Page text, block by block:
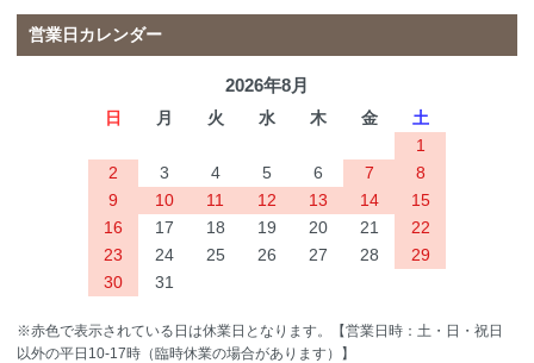
営業日カレンダー
2026年8月
日 月 火 水 木 金
土
1
2
3 4 5 6 7
8
9
10 11 12 13 14
15
16
17 18 19 20 21
22
23
24 25 26 27 28
29
30
31
※赤色で表示されている日は休業日となります。【営業日時：土・日・祝日
以外の平日10-17時（臨時休業の場合があります）】